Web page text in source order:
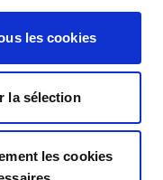
les cookies
la sélection
les cookies